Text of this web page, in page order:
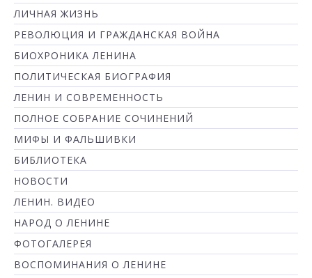
ЛИЧНАЯ ЖИЗНЬ
РЕВОЛЮЦИЯ И ГРАЖДАНСКАЯ ВОЙНА
БИОХРОНИКА ЛЕНИНА
ПОЛИТИЧЕСКАЯ БИОГРАФИЯ
ЛЕНИН И СОВРЕМЕННОСТЬ
ПОЛНОЕ СОБРАНИЕ СОЧИНЕНИЙ
МИФЫ И ФАЛЬШИВКИ
БИБЛИОТЕКА
НОВОСТИ
ЛЕНИН. ВИДЕО
НАРОД О ЛЕНИНЕ
ФОТОГАЛЕРЕЯ
ВОСПОМИНАНИЯ О ЛЕНИНЕ